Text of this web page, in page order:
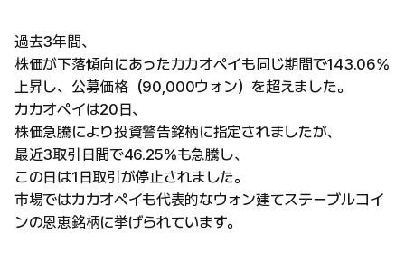
過去3年間、
株価が下落傾向にあったカカオペイも同じ期間で143.06%
上昇し、公募価格（90,000ウォン）を超えました。
カカオペイは20日、
株価急騰により投資警告銘柄に指定されましたが、
最近3取引日間で46.25%も急騰し、
この日は1日取引が停止されました。
市場ではカカオペイも代表的なウォン建てステーブルコイ
ンの恩恵銘柄に挙げられています。